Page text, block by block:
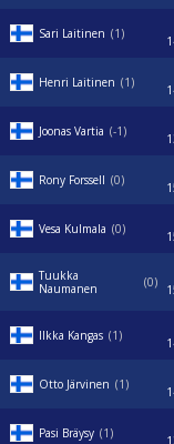
Sari Laitinen 1
Henri Laitinen 1
Joonas Vartia -1
Rony Forssell 0
Vesa Kulmala 0
Tuukka
Naumanen
0
Ilkka Kangas 1
Otto Järvinen 1
Pasi Bräysy 1